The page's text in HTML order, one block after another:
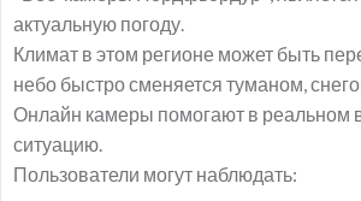
актуальную погоду.
Климат в этом регионе может быть
небо быстро сменяется туманом,
Онлайн камеры помогают в реальном
ситуацию.
Пользователи могут наблюдать: